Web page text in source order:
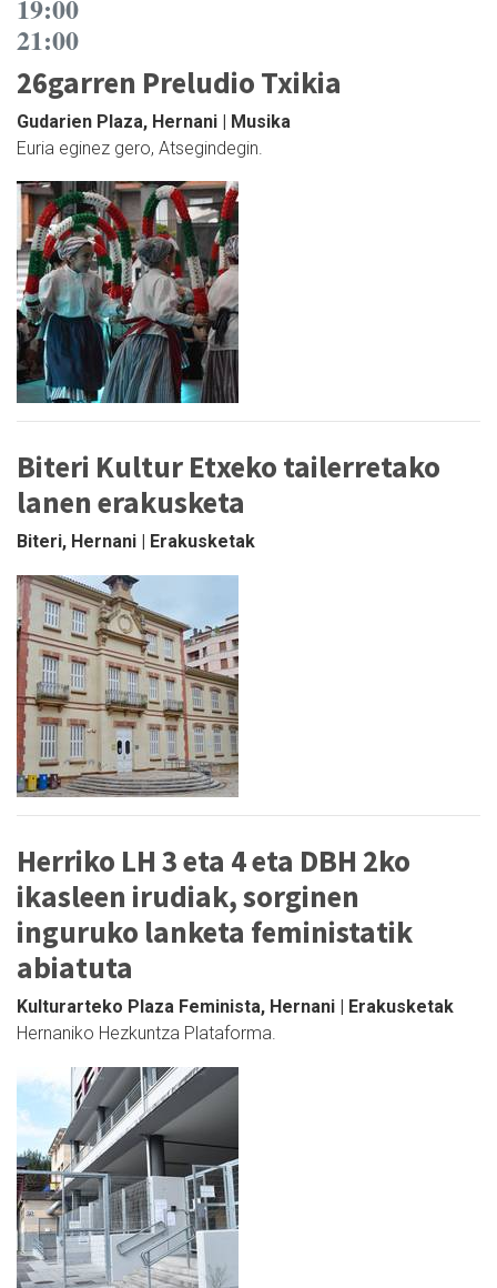
19:00
21:00
26garren Preludio Txikia
Gudarien Plaza, Hernani | Musika
Euria eginez gero, Atsegindegin.
Biteri Kultur Etxeko tailerretako
lanen erakusketa
Biteri, Hernani | Erakusketak
Herriko LH 3 eta 4 eta DBH 2ko
ikasleen irudiak, sorginen
inguruko lanketa feministatik
abiatuta
Kulturarteko Plaza Feminista, Hernani | Erakusketak
Hernaniko Hezkuntza Plataforma.